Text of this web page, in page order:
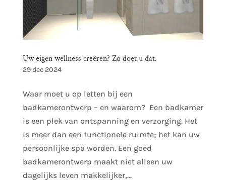
Uw eigen wellness creëren? Zo doet u dat.
29 dec 2024
Waar moet u op letten bij een
badkamerontwerp – en waarom? Een badkamer
is een plek van ontspanning en verzorging. Het
is meer dan een functionele ruimte; het kan uw
persoonlijke spa worden. Een goed
badkamerontwerp maakt niet alleen uw
dagelijks leven makkelijker,...